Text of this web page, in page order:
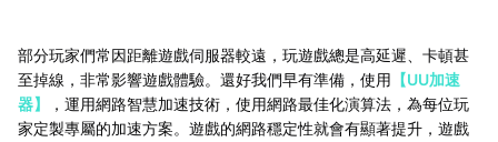
部分玩家們常因距離遊戲伺服器較遠，玩遊戲總是高延遲、卡頓甚
至掉線，非常影響遊戲體驗。還好我們早有準備，使用 【UU加速
器】
，運用網路智慧加速技術，使用網路最佳化演算法，為每位玩
家定製專屬的加速方案。遊戲的網路穩定性就會有顯著提升，遊戲